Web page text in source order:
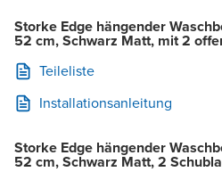
Storke Edge hängender
52 cm, Schwarz Matt, mit 2
Teileliste
Installationsanleitung
Storke Edge hängender
52 cm, Schwarz Matt, 2